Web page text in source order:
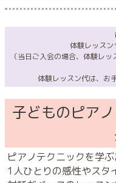
体験レッス
（当日ご入会の場合、体験レ
体験レッスン代は、お
子どものピア
ピアノテクニックを学
1人ひとりの感性やスタ